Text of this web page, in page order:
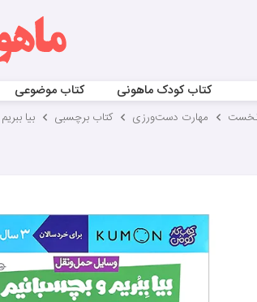
کتاب کودک ماهونی کتاب موضوعی
مهارت‌ دست‌ورزی کتاب برچسبی بیا